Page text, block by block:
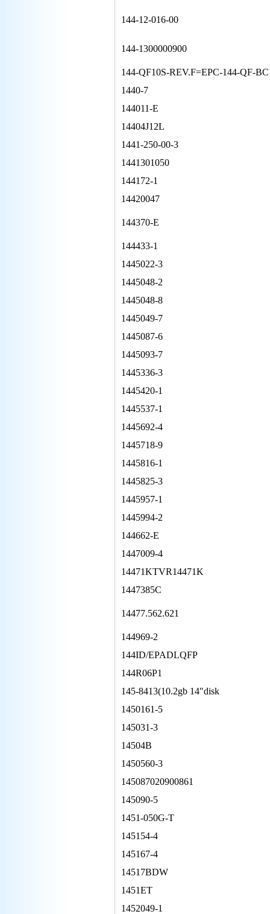
144-12-016-00
144-1300000900
144-QF10S-REV.F=EPC-144-QF-BC
1440-7
144011-E
14404J12L
1441-250-00-3
1441301050
144172-1
14420047
144370-E
144433-1
1445022-3
1445048-2
1445048-8
1445049-7
1445087-6
1445093-7
1445336-3
1445420-1
1445537-1
1445692-4
1445718-9
1445816-1
1445825-3
1445957-1
1445994-2
144662-E
1447009-4
14471KTVR14471K
1447385C
14477.562.621
144969-2
144ID/EPADLQFP
144R06P1
145-8413(10.2gb 14"disk
1450161-5
145031-3
14504B
1450560-3
145087020900861
145090-5
1451-050G-T
145154-4
145167-4
14517BDW
1451ET
1452049-1